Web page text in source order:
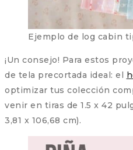
Ejemplo de log cabin
¡Un consejo! Para estos
de tela precortada ideal: el
optimizar tus colección
venir en tiras de 1.5 x 42
3,81 x 106,68 cm).